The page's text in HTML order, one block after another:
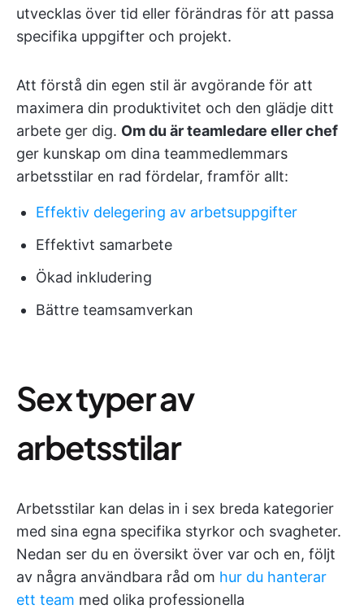
utvecklas över tid eller förändras för att passa
specifika uppgifter och projekt.
Att förstå din egen stil är avgörande för att
maximera din produktivitet och den glädje ditt
arbete ger dig. Om du är teamledare eller chef
ger kunskap om dina teammedlemmars
arbetsstilar en rad fördelar, framför allt:
Effektiv delegering av arbetsuppgifter
Effektivt samarbete
Ökad inkludering
Bättre teamsamverkan
Sex typer av
arbetsstilar
Arbetsstilar kan delas in i sex breda kategorier
med sina egna specifika styrkor och svagheter.
Nedan ser du en översikt över var och en, följt
av några användbara råd om hur du hanterar
ett team med olika professionella